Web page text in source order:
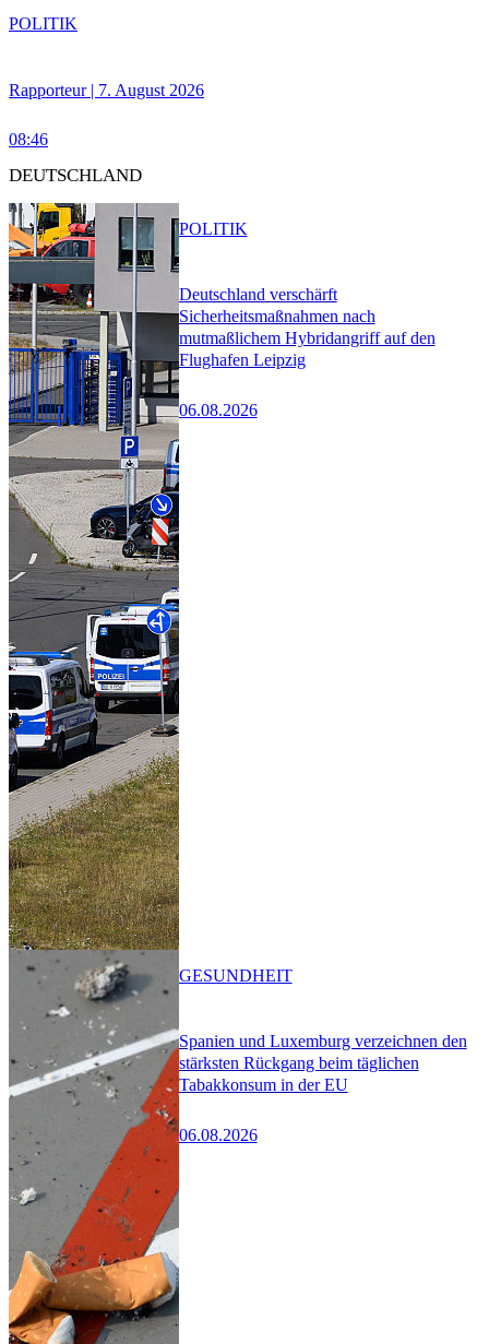
Rapporteur | 7. August 2026
08:46
POLITIK
DEUTSCHLAND
Deutschland verschärft
Sicherheitsmaßnahmen nach
mutmaßlichem Hybridangriff auf den
Flughafen Leipzig
06.08.2026
POLITIK
Spanien und Luxemburg verzeichnen den
stärksten Rückgang beim täglichen
Tabakkonsum in der EU
06.08.2026
GESUNDHEIT